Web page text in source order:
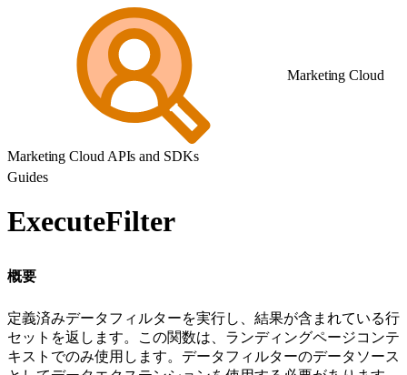
Marketing Cloud
Marketing Cloud APIs and SDKs
Guides
ExecuteFilter
概要
定義済みデータフィルターを実行し、結果が含まれている行
セットを返します。この関数は、ランディングページコンテ
キストでのみ使用します。データフィルターのデータソース